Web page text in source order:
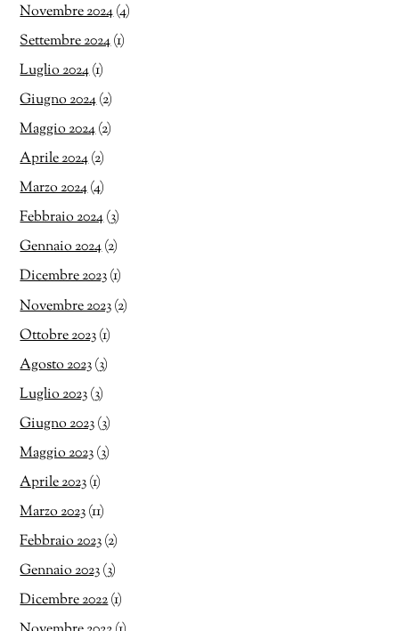
Novembre 2024(4)
Settembre 2024(1)
Luglio 2024(1)
Giugno 2024(2)
Maggio 2024(2)
Aprile 2024(2)
Marzo 2024(4)
Febbraio 2024(3)
Gennaio 2024(2)
Dicembre 2023(1)
Novembre 2023(2)
Ottobre 2023(1)
Agosto 2023(3)
Luglio 2023(3)
Giugno 2023(3)
Maggio 2023(3)
Aprile 2023(1)
Marzo 2023(11)
Febbraio 2023(2)
Gennaio 2023(3)
Dicembre 2022(1)